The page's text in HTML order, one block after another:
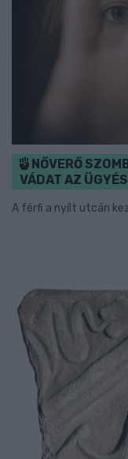
NŐVERŐ
VÁDAT AZ
A férfi a nyílt utcán